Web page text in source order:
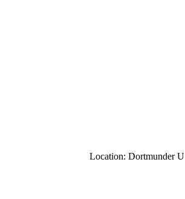
Location: Dortmunder U